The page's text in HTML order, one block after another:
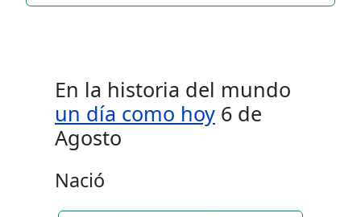
En la historia del mundo
un día como hoy 6 de
Agosto
Nació